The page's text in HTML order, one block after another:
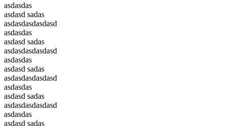
asdasdas
asdasd sadas
asdasdasdasdasd
asdasdas
asdasd sadas
asdasdasdasdasd
asdasdas
asdasd sadas
asdasdasdasdasd
asdasdas
asdasd sadas
asdasdasdasdasd
asdasdas
asdasd sadas